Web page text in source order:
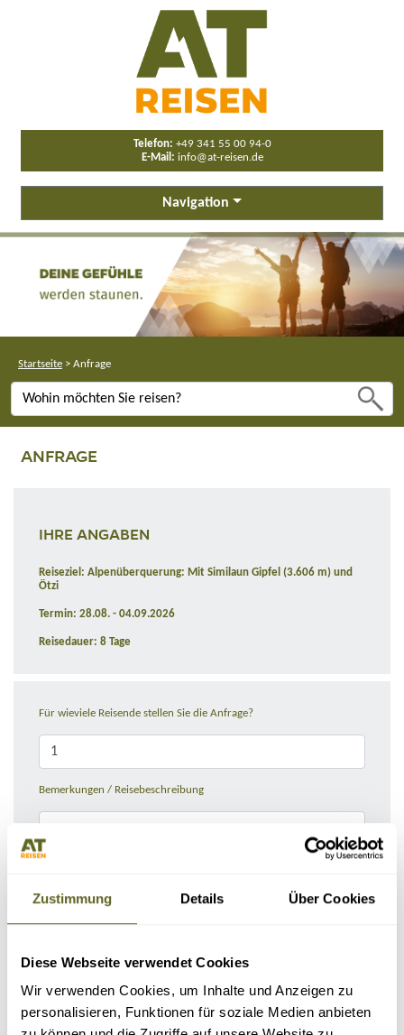
Zustimmung Details Über Cookies
Diese Webseite verwendet Cookies
Wir verwenden Cookies, um Inhalte und Anzeigen zu
personalisieren, Funktionen für soziale Medien anbieten
Telefon: +49 341 55 00 94-0
E-Mail: info@at-reisen.de
Navigation
Startseite > Anfrage
ANFRAGE
IHRE ANGABEN
Reiseziel: Alpenüberquerung: Mit Similaun Gipfel (3.606 m) und
Ötzi
Termin: 28.08. - 04.09.2026
Reisedauer: 8 Tage
Für wieviele Reisende stellen Sie die Anfrage?
Bemerkungen / Reisebeschreibung